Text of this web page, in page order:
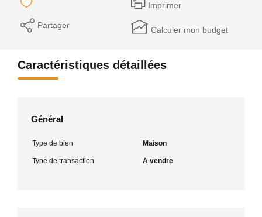
Imprimer
Partager Calculer mon budget
Caractéristiques détaillées
Général
Type de bien Maison
Type de transaction A vendre